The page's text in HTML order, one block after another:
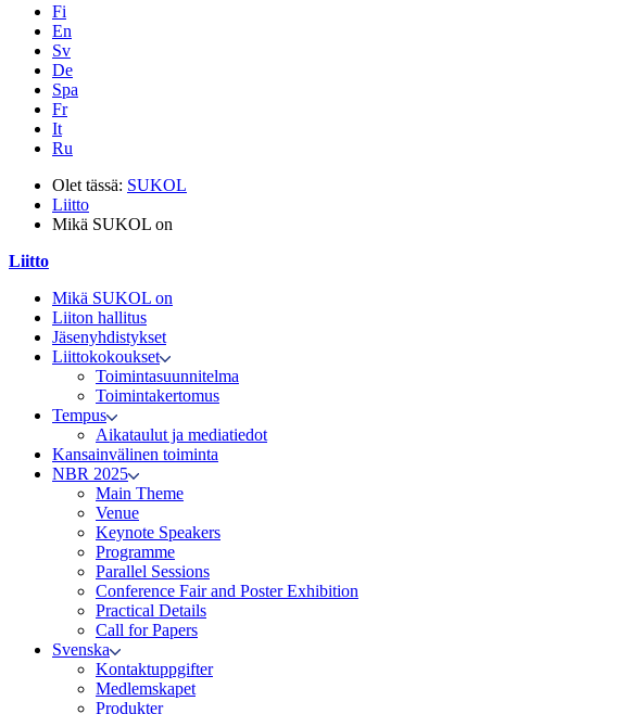
Fi
En
Sv
De
Spa
Fr
It
Ru
Olet tässä: SUKOL
Liitto
Mikä SUKOL on
Liitto
Mikä SUKOL on
Liiton hallitus
Jäsenyhdistykset
Liittokokoukset
Toimintasuunnitelma
Toimintakertomus
Tempus
Aikataulut ja mediatiedot
Kansainvälinen toiminta
NBR 2025
Main Theme
Venue
Keynote Speakers
Programme
Parallel Sessions
Conference Fair and Poster Exhibition
Practical Details
Call for Papers
Svenska
Kontaktuppgifter
Medlemskapet
Produkter